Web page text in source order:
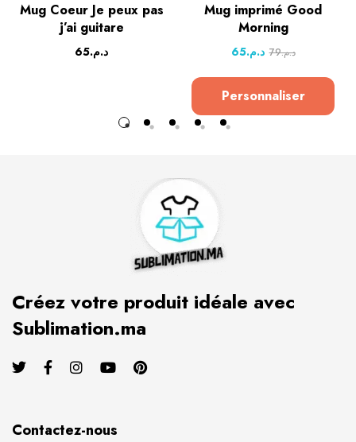
Mug Coeur Je peux pas
j’ai guitare
د.م.65
Mug imprimé Good
Morning
د.م.65 د.م.79
Personnaliser
Créez votre produit idéale avec
Sublimation.ma
Contactez-nous